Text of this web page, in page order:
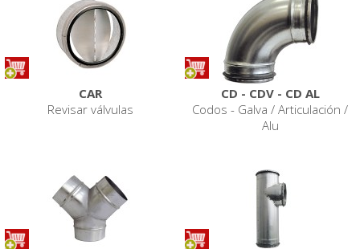
CAR
Revisar válvulas
CD - CDV - CD AL
Codos - Galva / Articulación /
Alu